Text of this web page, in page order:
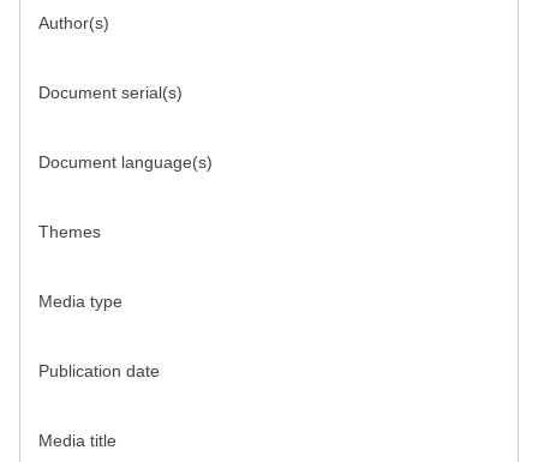
Author(s)
Document serial(s)
Document language(s)
Themes
Media type
Publication date
Media title